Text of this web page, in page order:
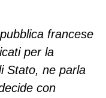
francese
per la
Stato, ne parla
con